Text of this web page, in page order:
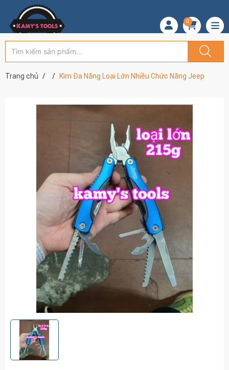
0
Trang chủ Kìm Đa Năng Loại Lớn Nhiều Chức Năng Jeep